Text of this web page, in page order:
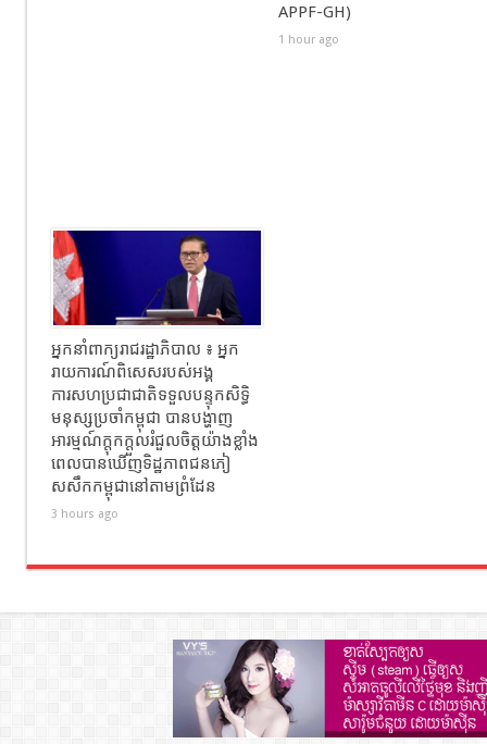
APPF-GH)
1 hour ago
អ្នកនាំពាក្យរាជរដ្ឋាភិបាល ៖ អ្នក
រាយការណ៍ពិសេសរបស់អង្គ
ការសហប្រជាជាតិទទួលបន្ទុកសិទ្ធិ
មនុស្សប្រចាំកម្ពុជា បានបង្ហាញ
អារម្មណ៍ក្តុកក្តួលរំជួលចិត្តយ៉ាងខ្លាំង
ពេលបានឃើញទិដ្ឋភាពជនភៀ
សសឹកកម្ពុជានៅតាមព្រំដែន
3 hours ago